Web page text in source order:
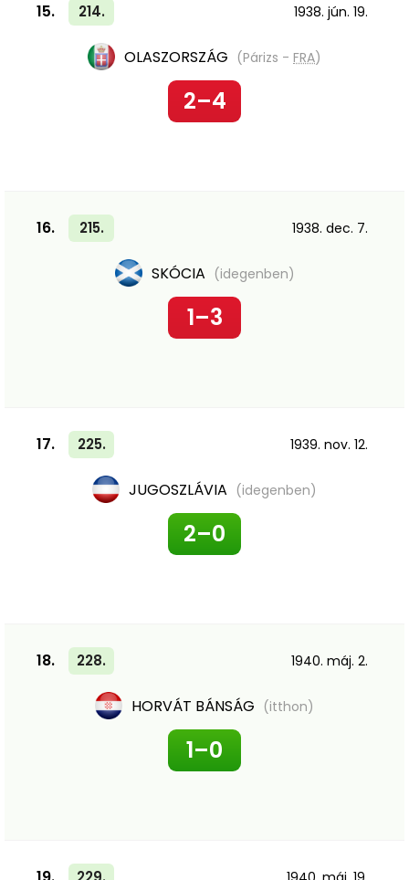
15. 214. 1938. jún. 19.
OLASZORSZÁG (Párizs - FRA)
2–4
16. 215. 1938. dec. 7.
SKÓCIA (idegenben)
1–3
17. 225. 1939. nov. 12.
JUGOSZLÁVIA (idegenben)
2–0
18. 228. 1940. máj. 2.
HORVÁT BÁNSÁG (itthon)
1–0